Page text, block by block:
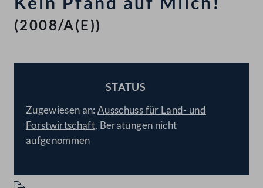
(2008/A(E))
STATUS
Zugewiesen an:Ausschuss für Land- und
Forstwirtschaft, Beratungen nicht
aufgenommen